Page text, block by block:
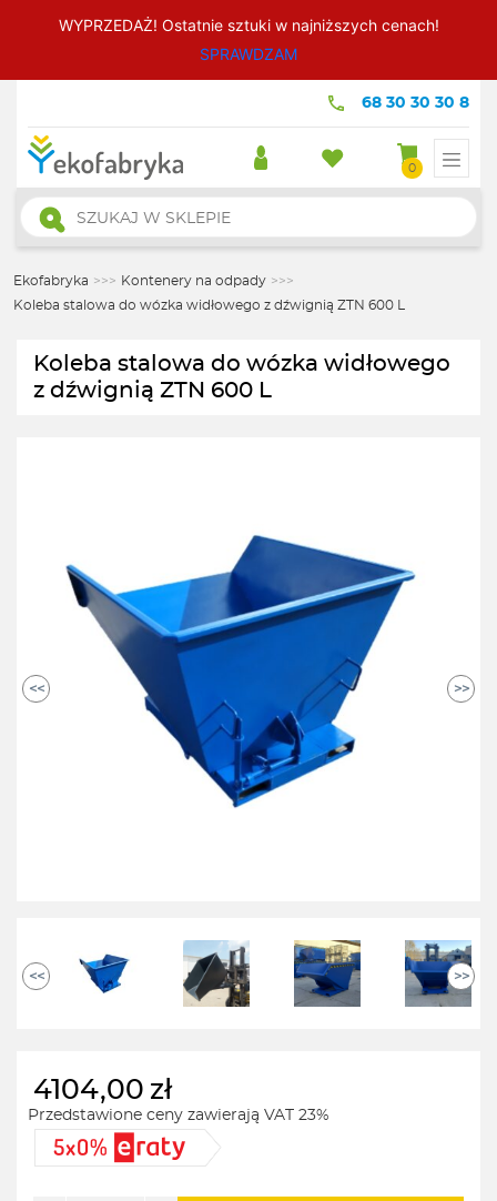
WYPRZEDAŻ! Ostatnie sztuki w najniższych cenach!
SPRAWDZAM
68 30 30 30 8
0
Wyszukiwarka
produktów
Ekofabryka >>> Kontenery na odpady >>>
Koleba stalowa do wózka widłowego z dźwignią ZTN 600 L
Koleba stalowa do wózka widłowego
z dźwignią ZTN 600 L
<< >>
<< >>
4104,00 zł
Przedstawione ceny zawierają VAT 23%